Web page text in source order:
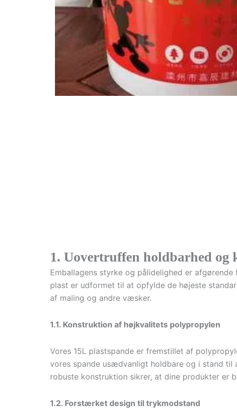
1. Uovertruffen holdbarhed og
Emballagens styrke og pålidelighed er
plast er udformet til at opfylde de højeste
af maling og andre væsker.
1.1. Konstruktion af højkvalitets polypropylen
Vores 15L plastspande er fremstillet af
vores spande usædvanligt holdbare og i stand til
robuste konstruktion sikrer, at dine produkter er
1.2. Forstærket design til trykmodstand